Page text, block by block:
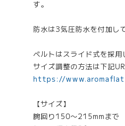
す。
防水は3気圧防水を付加し
ベルトはスライド式を採用
サイズ調整の方法は下記
https://
【サイズ】
腕回り150〜215mmまで